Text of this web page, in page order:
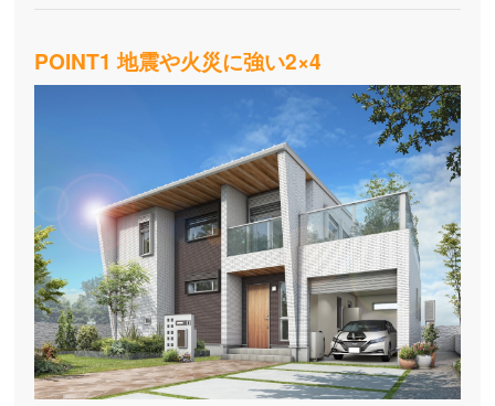
POINT1 地震や火災に強い2×4